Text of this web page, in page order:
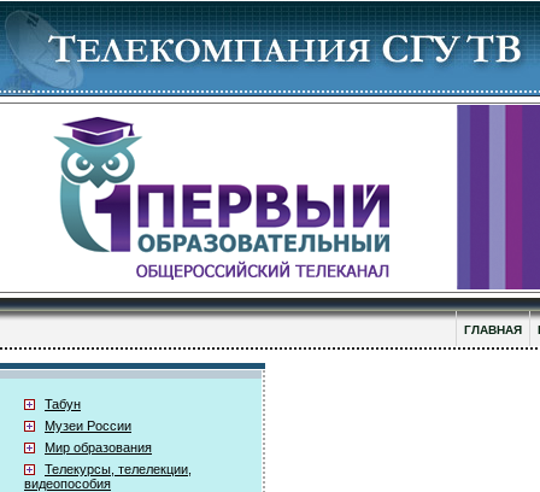
ГЛАВНАЯ
Табун
Музеи России
Мир образования
Телекурсы, телелекции,
видеопособия